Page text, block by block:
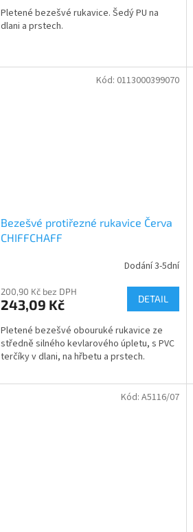
Pletené bezešvé rukavice. Šedý PU na
dlani a prstech.
Bezešvé protiřezné rukavice Červa
CHIFFCHAFF
Dodání 3-5dní
200,90 Kč bez DPH
243,09 Kč DETAIL
Pletené bezešvé obouruké rukavice ze
středně silného kevlarového úpletu, s PVC
terčíky v dlani, na hřbetu a prstech.
Kód: 0113000399070
Kód: A5116/07